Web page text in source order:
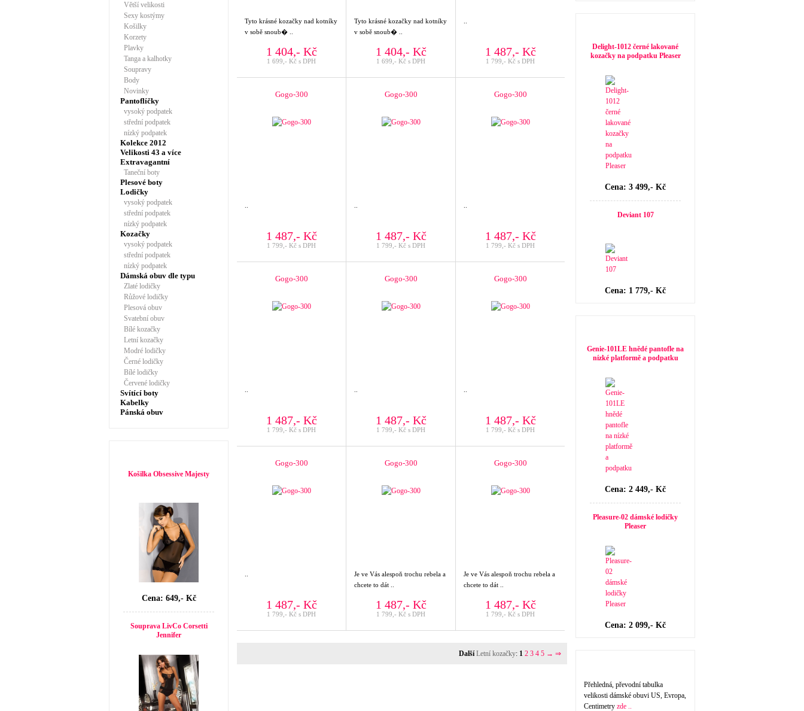
Větší velikosti
Sexy kostýmy
Košilky
Korzety
Plavky
Tanga a kalhotky
Soupravy
Body
Novinky
Pantoflíčky
vysoký podpatek
střední podpatek
nízký podpatek
Kolekce 2012
Velikosti 43 a více
Extravagantní
Taneční boty
Plesové boty
Lodičky
vysoký podpatek
střední podpatek
nízký podpatek
Kozačky
vysoký podpatek
střední podpatek
nízký podpatek
Dámská obuv dle typu
Zlaté lodičky
Růžové lodičky
Plesová obuv
Svatební obuv
Bílé kozačky
Letní kozačky
Modré lodičky
Černé lodičky
Bílé lodičky
Červené lodičky
Svítící boty
Kabelky
Pánská obuv
Košilka Obsessive Majesty
Cena: 649,- Kč
Souprava LivCo Corsetti
Jennifer
Tyto krásné kozačky nad kotníky
v sobě snoub� ..
1 404,- Kč
1 699,- Kč s DPH
Tyto krásné kozačky nad kotníky
v sobě snoub� ..
1 404,- Kč
1 699,- Kč s DPH
1 487,- Kč
1 799,- Kč s DPH
Gogo-300
1 487,- Kč
1 799,- Kč s DPH
Gogo-300
1 487,- Kč
1 799,- Kč s DPH
Gogo-300
1 487,- Kč
1 799,- Kč s DPH
Gogo-300
1 487,- Kč
1 799,- Kč s DPH
Gogo-300
1 487,- Kč
1 799,- Kč s DPH
Gogo-300
1 487,- Kč
1 799,- Kč s DPH
Gogo-300
1 487,- Kč
1 799,- Kč s DPH
Gogo-300
Je ve Vás alespoň trochu rebela a
chcete to dát ..
1 487,- Kč
1 799,- Kč s DPH
Gogo-300
Je ve Vás alespoň trochu rebela a
chcete to dát ..
1 487,- Kč
1 799,- Kč s DPH
DalšíLetní kozačky: 1 2 3 4 5 → ⇒
Delight-1012 černé lakované
kozačky na podpatku Pleaser
Cena: 3 499,- Kč
Deviant 107
Cena: 1 779,- Kč
Genie-101LE hnědé pantofle na
nízké platformě a podpatku
Cena: 2 449,- Kč
Pleasure-02 dámské lodičky
Pleaser
Cena: 2 099,- Kč
Přehledná, převodní tabulka
velikosti dámské obuvi US, Evropa,
Centimetry zde ..